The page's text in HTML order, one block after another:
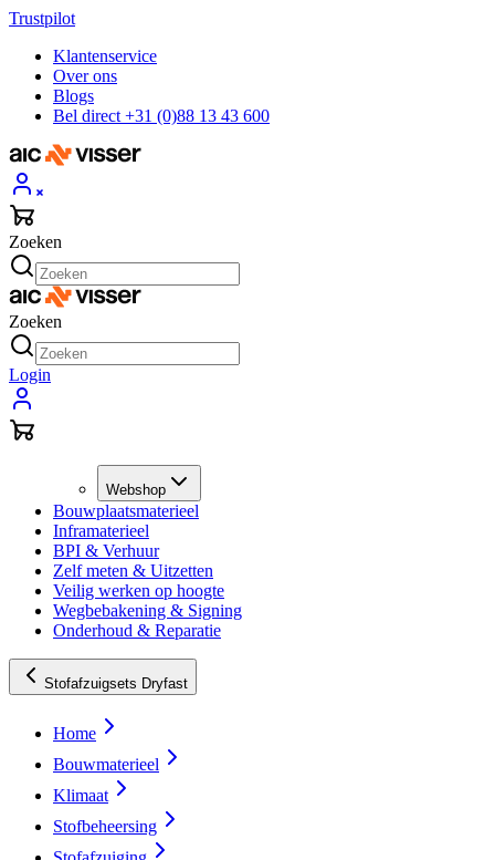
Trustpilot
Klantenservice
Over ons
Blogs
Bel direct +31 (0)88 13 43 600
Zoeken
Zoeken
Login
Webshop
Bouwplaatsmaterieel
Inframaterieel
BPI & Verhuur
Zelf meten & Uitzetten
Veilig werken op hoogte
Wegbebakening & Signing
Onderhoud & Reparatie
Stofafzuigsets Dryfast
Home
Bouwmaterieel
Klimaat
Stofbeheersing